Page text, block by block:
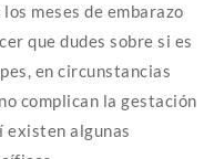
meses de embarazo
que dudes sobre si es
en circunstancias
complican la gestación
existen algunas